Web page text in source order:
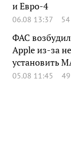
и Евро-4
06.08 13:37
ФАС
Apple из-за
установить
05.08 11:45